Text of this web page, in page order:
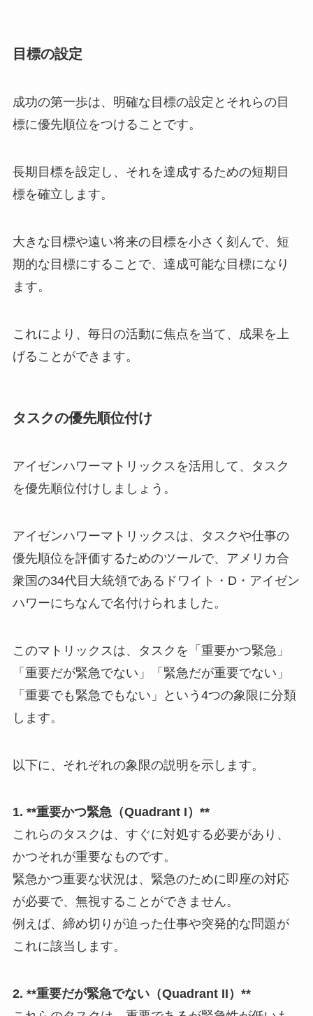
目標の設定
成功の第一歩は、明確な目標の設定とそれらの目
標に優先順位をつけることです。
長期目標を設定し、それを達成するための短期目
標を確立します。
大きな目標や遠い将来の目標を小さく刻んで、短
期的な目標にすることで、達成可能な目標になり
ます。
これにより、毎日の活動に焦点を当て、成果を上
げることができます。
タスクの優先順位付け
アイゼンハワーマトリックスを活用して、タスク
を優先順位付けしましょう。
アイゼンハワーマトリックスは、タスクや仕事の
優先順位を評価するためのツールで、アメリカ合
衆国の34代目大統領であるドワイト・D・アイゼン
ハワーにちなんで名付けられました。
このマトリックスは、タスクを「重要かつ緊急」
「重要だが緊急でない」「緊急だが重要でない」
「重要でも緊急でもない」という4つの象限に分類
します。
以下に、それぞれの象限の説明を示します。
1. **重要かつ緊急（Quadrant I）**
これらのタスクは、すぐに対処する必要があり、
かつそれが重要なものです。
緊急かつ重要な状況は、緊急のために即座の対応
が必要で、無視することができません。
例えば、締め切りが迫った仕事や突発的な問題が
これに該当します。
2. **重要だが緊急でない（Quadrant II）**